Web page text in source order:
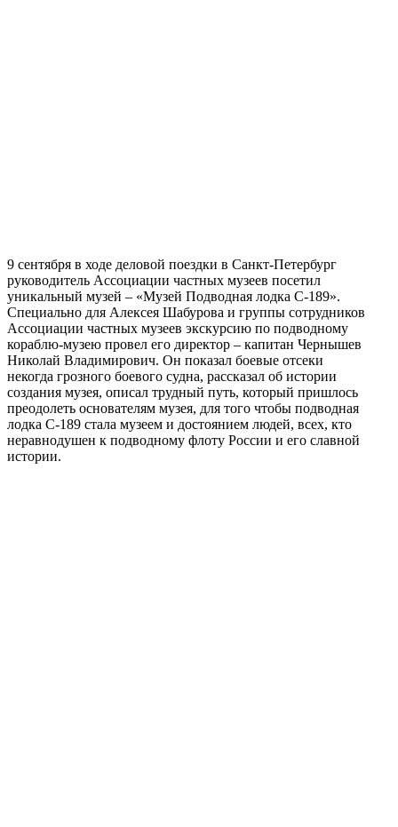
9 сентября в ходе деловой поездки в Санкт-Петербург
руководитель Ассоциации частных музеев посетил
уникальный музей – «Музей Подводная лодка С-189».
Специально для Алексея Шабурова и группы сотрудников
Ассоциации частных музеев экскурсию по подводному
кораблю-музею провел его директор – капитан Чернышев
Николай Владимирович. Он показал боевые отсеки
некогда грозного боевого судна, рассказал об истории
создания музея, описал трудный путь, который пришлось
преодолеть основателям музея, для того чтобы подводная
лодка С-189 стала музеем и достоянием людей, всех, кто
неравнодушен к подводному флоту России и его славной
истории.